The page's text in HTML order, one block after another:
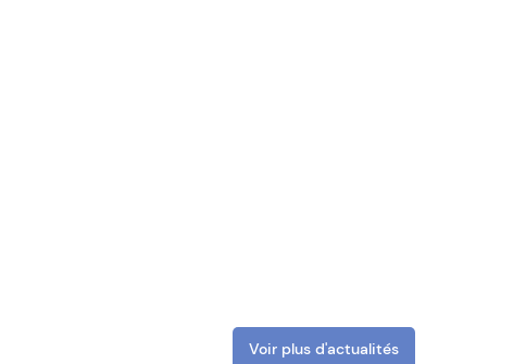
Voir plus d'actualités